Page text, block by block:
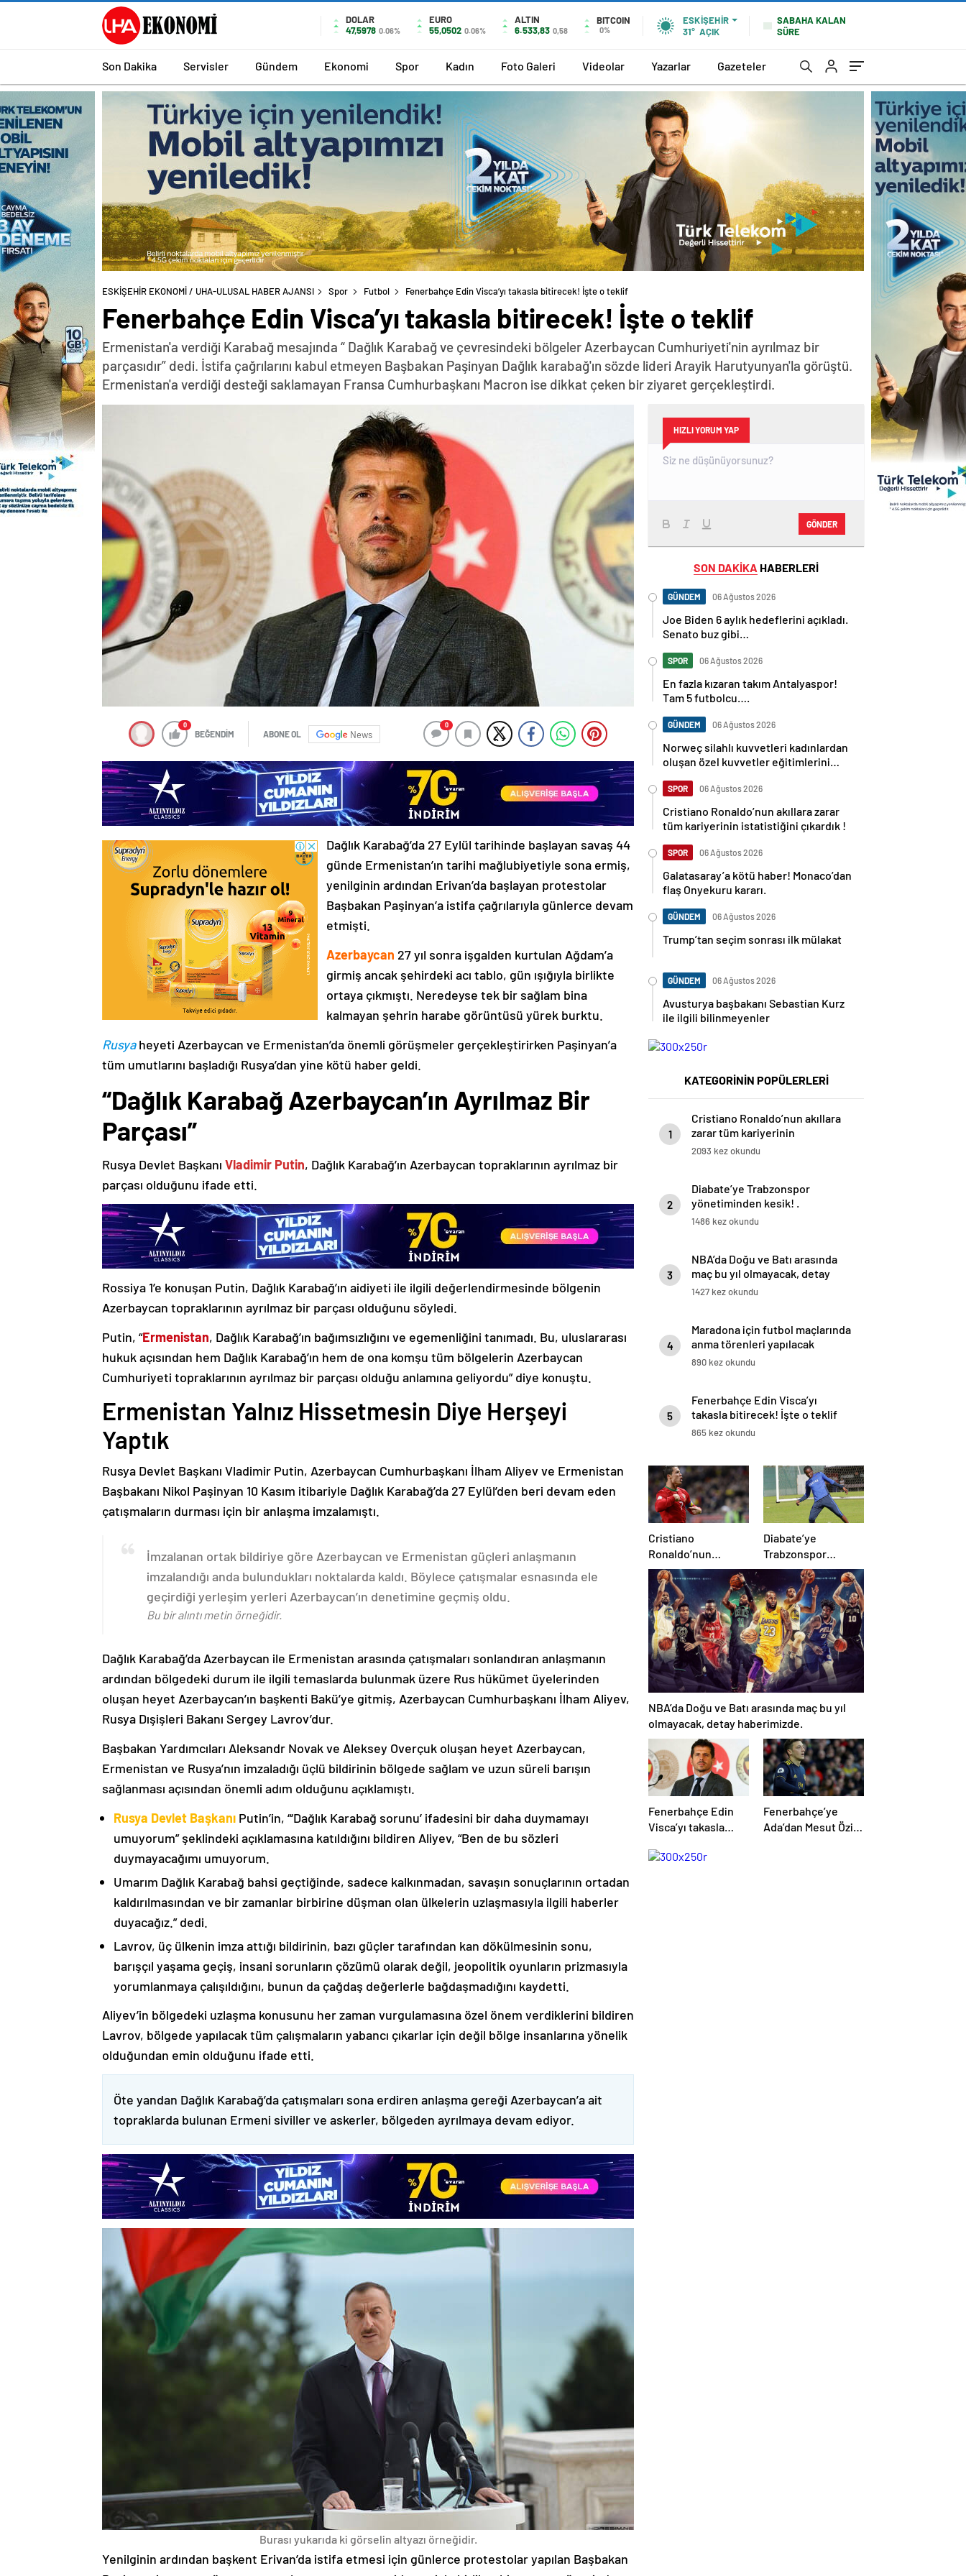
DOLAR
47,5978 0.06%
EURO
55,0502 0.06%
ALTIN
6.533,83 0,58
BITCOIN
0%
ESKIŞEHIR
31° AÇIK
SABAHA KALAN
SÜRE
Son Dakika Servisler Gündem Ekonomi Spor Kadın Foto Galeri Videolar Yazarlar Gazeteler
ESKİŞEHİR EKONOMİ / UHA-ULUSAL HABER AJANSI Spor Futbol Fenerbahçe Edin Visca’yı takasla bitirecek! İşte o teklif
Fenerbahçe Edin Visca’yı takasla bitirecek! İşte o teklif
Ermenistan'a verdiği Karabağ mesajında “ Dağlık Karabağ ve çevresindeki bölgeler Azerbaycan Cumhuriyeti'nin ayrılmaz bir
parçasıdır” dedi. İstifa çağrılarını kabul etmeyen Başbakan Paşinyan Dağlık karabağ'ın sözde lideri Arayik Harutyunyan'la görüştü.
Ermenistan'a verdiği desteği saklamayan Fransa Cumhurbaşkanı Macron ise dikkat çeken bir ziyaret gerçekleştirdi.
0
BEĞENDİM ABONE OL News
0
Dağlık Karabağ’da 27 Eylül tarihinde başlayan savaş 44
günde Ermenistan’ın tarihi mağlubiyetiyle sona ermiş,
yenilginin ardından Erivan’da başlayan protestolar
Başbakan Paşinyan’a istifa çağrılarıyla günlerce devam
etmişti.
Azerbaycan 27 yıl sonra işgalden kurtulan Ağdam’a
girmiş ancak şehirdeki acı tablo, gün ışığıyla birlikte
ortaya çıkmıştı. Neredeyse tek bir sağlam bina
kalmayan şehrin harabe görüntüsü yürek burktu.
Rusyaheyeti Azerbaycan ve Ermenistan’da önemli görüşmeler gerçekleştirirken Paşinyan’a
tüm umutlarını başladığı Rusya’dan yine kötü haber geldi.
“Dağlık Karabağ Azerbaycan’ın Ayrılmaz Bir
Parçası”
Rusya Devlet Başkanı Vladimir Putin, Dağlık Karabağ’ın Azerbaycan topraklarının ayrılmaz bir
parçası olduğunu ifade etti.
Rossiya 1’e konuşan Putin, Dağlık Karabağ’ın aidiyeti ile ilgili değerlendirmesinde bölgenin
Azerbaycan topraklarının ayrılmaz bir parçası olduğunu söyledi.
Putin, “Ermenistan, Dağlık Karabağ’ın bağımsızlığını ve egemenliğini tanımadı. Bu, uluslararası
hukuk açısından hem Dağlık Karabağ’ın hem de ona komşu tüm bölgelerin Azerbaycan
Cumhuriyeti topraklarının ayrılmaz bir parçası olduğu anlamına geliyordu” diye konuştu.
Ermenistan Yalnız Hissetmesin Diye Herşeyi
Yaptık
Rusya Devlet Başkanı Vladimir Putin, Azerbaycan Cumhurbaşkanı İlham Aliyev ve Ermenistan
Başbakanı Nikol Paşinyan 10 Kasım itibariyle Dağlık Karabağ’da 27 Eylül’den beri devam eden
çatışmaların durması için bir anlaşma imzalamıştı.
İmzalanan ortak bildiriye göre Azerbaycan ve Ermenistan güçleri anlaşmanın
imzalandığı anda bulundukları noktalarda kaldı. Böylece çatışmalar esnasında ele
geçirdiği yerleşim yerleri Azerbaycan’ın denetimine geçmiş oldu.
Bu bir alıntı metin örneğidir.
Dağlık Karabağ’da Azerbaycan ile Ermenistan arasında çatışmaları sonlandıran anlaşmanın
ardından bölgedeki durum ile ilgili temaslarda bulunmak üzere Rus hükümet üyelerinden
oluşan heyet Azerbaycan’ın başkenti Bakü’ye gitmiş, Azerbaycan Cumhurbaşkanı İlham Aliyev,
Rusya Dışişleri Bakanı Sergey Lavrov’dur.
Başbakan Yardımcıları Aleksandr Novak ve Aleksey Overçuk oluşan heyet Azerbaycan,
Ermenistan ve Rusya’nın imzaladığı üçlü bildirinin bölgede sağlam ve uzun süreli barışın
sağlanması açısından önemli adım olduğunu açıklamıştı.
Rusya Devlet Başkanı Putin’in, “‘Dağlık Karabağ sorunu’ ifadesini bir daha duymamayı
umuyorum” şeklindeki açıklamasına katıldığını bildiren Aliyev, “Ben de bu sözleri
duymayacağımı umuyorum.
Umarım Dağlık Karabağ bahsi geçtiğinde, sadece kalkınmadan, savaşın sonuçlarının ortadan
kaldırılmasından ve bir zamanlar birbirine düşman olan ülkelerin uzlaşmasıyla ilgili haberler
duyacağız.” dedi.
Lavrov, üç ülkenin imza attığı bildirinin, bazı güçler tarafından kan dökülmesinin sonu,
barışçıl yaşama geçiş, insani sorunların çözümü olarak değil, jeopolitik oyunların prizmasıyla
yorumlanmaya çalışıldığını, bunun da çağdaş değerlerle bağdaşmadığını kaydetti.
Aliyev’in bölgedeki uzlaşma konusunu her zaman vurgulamasına özel önem verdiklerini bildiren
Lavrov, bölgede yapılacak tüm çalışmaların yabancı çıkarlar için değil bölge insanlarına yönelik
olduğundan emin olduğunu ifade etti.
Öte yandan Dağlık Karabağ’da çatışmaları sona erdiren anlaşma gereği Azerbaycan’a ait
topraklarda bulunan Ermeni siviller ve askerler, bölgeden ayrılmaya devam ediyor.
Burası yukarıda ki görselin altyazı örneğidir.
Yenilginin ardından başkent Erivan’da istifa etmesi için günlerce protestolar yapılan Başbakan
HIZLI YORUM YAP
GÖNDER
SON DAKİKA HABERLERİ
GÜNDEM 06 Ağustos 2026
Joe Biden 6 aylık hedeflerini açıkladı.
Senato buz gibi…
SPOR 06 Ağustos 2026
En fazla kızaran takım Antalyaspor!
Tam 5 futbolcu….
GÜNDEM 06 Ağustos 2026
Norweç silahlı kuvvetleri kadınlardan
oluşan özel kuvvetler eğitimlerini
SPOR 06 Ağustos 2026
Cristiano Ronaldo’nun akıllara zarar
tüm kariyerinin istatistiğini çıkardık !
SPOR 06 Ağustos 2026
Galatasaray’a kötü haber! Monaco’dan
flaş Onyekuru kararı.
GÜNDEM 06 Ağustos 2026
Trump’tan seçim sonrası ilk mülakat
GÜNDEM 06 Ağustos 2026
Avusturya başbakanı Sebastian Kurz
ile ilgili bilinmeyenler
KATEGORİNİN POPÜLERLERİ
1
Cristiano Ronaldo’nun akıllara
zarar tüm kariyerinin
istatistiğini çıkardık !
2093 kez okundu
2
Diabate’ye Trabzonspor
yönetiminden kesik! .
1486 kez okundu
3
NBA’da Doğu ve Batı arasında
maç bu yıl olmayacak, detay
haberimizde.
1427 kez okundu
4
Maradona için futbol maçlarında
anma törenleri yapılacak
890 kez okundu
5
Fenerbahçe Edin Visca’yı
takasla bitirecek! İşte o teklif
865 kez okundu
Cristiano
Ronaldo’nun
akıllara zarar tüm
kariyerinin
istatistiğini çıkardık
!
Diabate’ye
Trabzonspor
yönetiminden
kesik! .
NBA’da Doğu ve Batı arasında maç bu yıl
olmayacak, detay haberimizde.
Fenerbahçe Edin
Visca’yı takasla
teklif
Fenerbahçe’ye
Ada’dan Mesut Özil